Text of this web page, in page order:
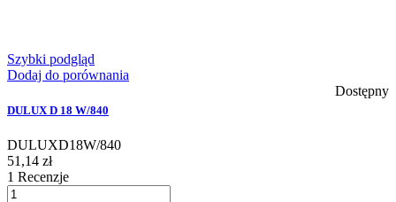
Szybki podgląd
Dodaj do porównania
Dostępny
DULUX D 18 W/840
DULUXD18W/840
51,14 zł
1 Recenzje